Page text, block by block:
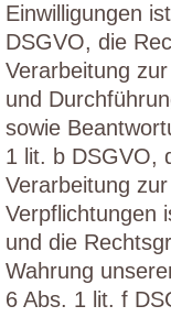
Einwilligungen
DSGVO, die
Verarbeitung
und
sowie
1 lit. b DSGVO,
Verarbeitung
Verpflichtungen
und die
Wahrung
6 Abs. 1 lit. f